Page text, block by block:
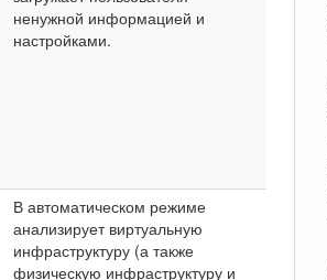
ненужной информацией и
настройками.
В автоматическом режиме
анализирует виртуальную
инфраструктуру (а также
физическую инфраструктуру и